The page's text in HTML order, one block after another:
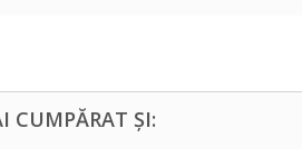
CUMPĂRAT ȘI: